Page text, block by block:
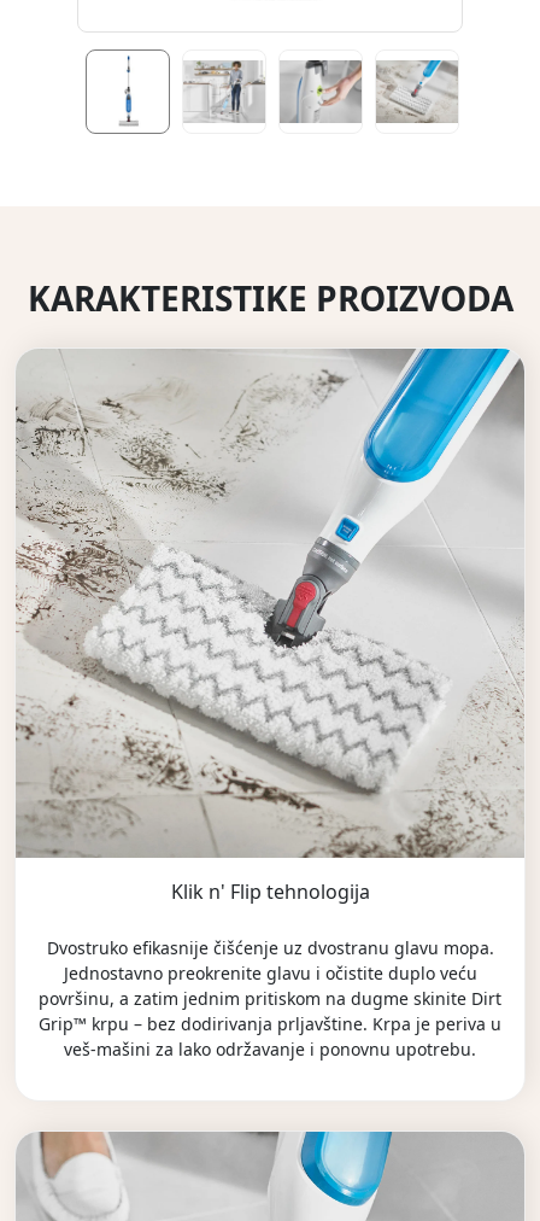
KARAKTERISTIKE PROIZVODA
Klik n' Flip tehnologija
Dvostruko efikasnije čišćenje uz dvostranu glavu mopa.
Jednostavno preokrenite glavu i očistite duplo veću
površinu, a zatim jednim pritiskom na dugme skinite Dirt
Grip™ krpu – bez dodirivanja prljavštine. Krpa je periva u
veš-mašini za lako održavanje i ponovnu upotrebu.